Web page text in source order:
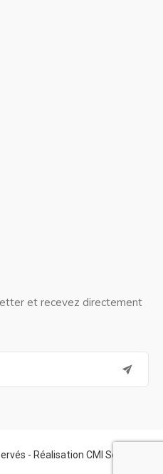
et recevez directement
- Réalisation CMI Services